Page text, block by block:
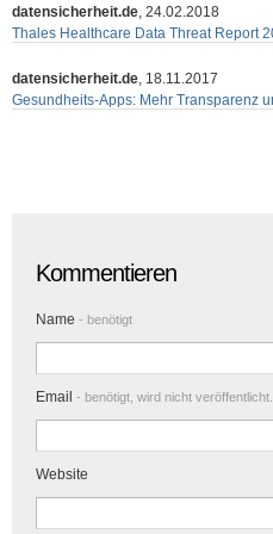
datensicherheit.de, 24.02.2018
Thales Healthcare Data Threat Report
datensicherheit.de, 18.11.2017
Gesundheits-Apps: Mehr Transparenz
Kommentieren
Name - benötigt
Email - benötigt, wird nicht veröffentlicht.
Website